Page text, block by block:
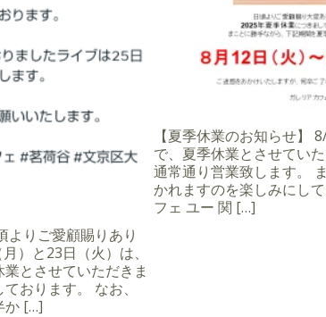
よりご愛顧賜りあり
）と23日（火）は、
とさせていただきま
おります。 なお、
か […]
【夏季休業のお知らせ】
で、夏季休業とさせてい
通常通り営業致します。
かれますのを楽しみにし
フェ ユー 関 […]